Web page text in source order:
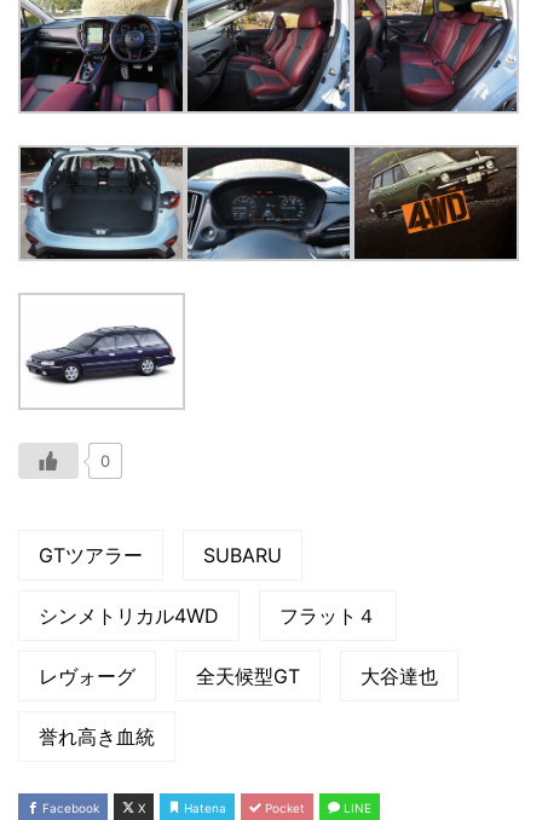
0
GTツアラー SUBARU
シンメトリカル4WD フラット４
レヴォーグ 全天候型GT 大谷達也
誉れ高き血統
Facebook X Hatena Pocket LINE